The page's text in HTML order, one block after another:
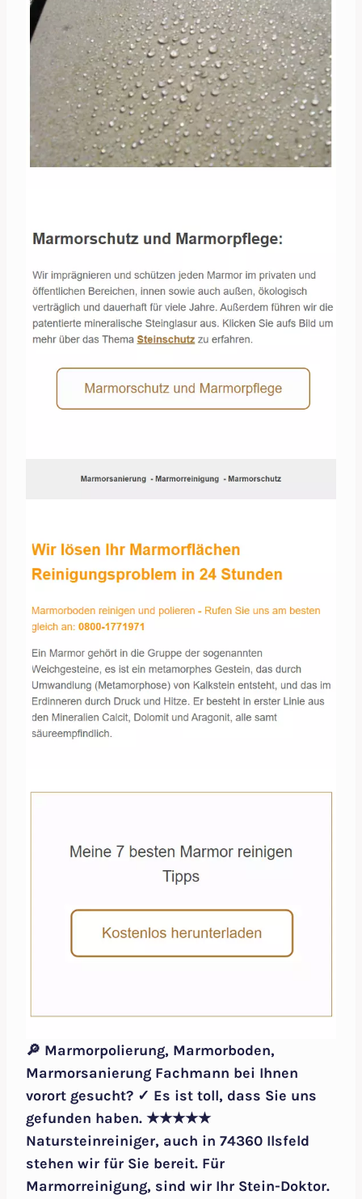
🔎 Marmorpolierung, Marmorboden,
Marmorsanierung Fachmann bei Ihnen
vorort gesucht? ✓ Es ist toll, dass Sie uns
gefunden haben. ★★★★★
Natursteinreiniger, auch in 74360 Ilsfeld
stehen wir für Sie bereit. Für
Marmorreinigung, sind wir Ihr Stein-Doktor.